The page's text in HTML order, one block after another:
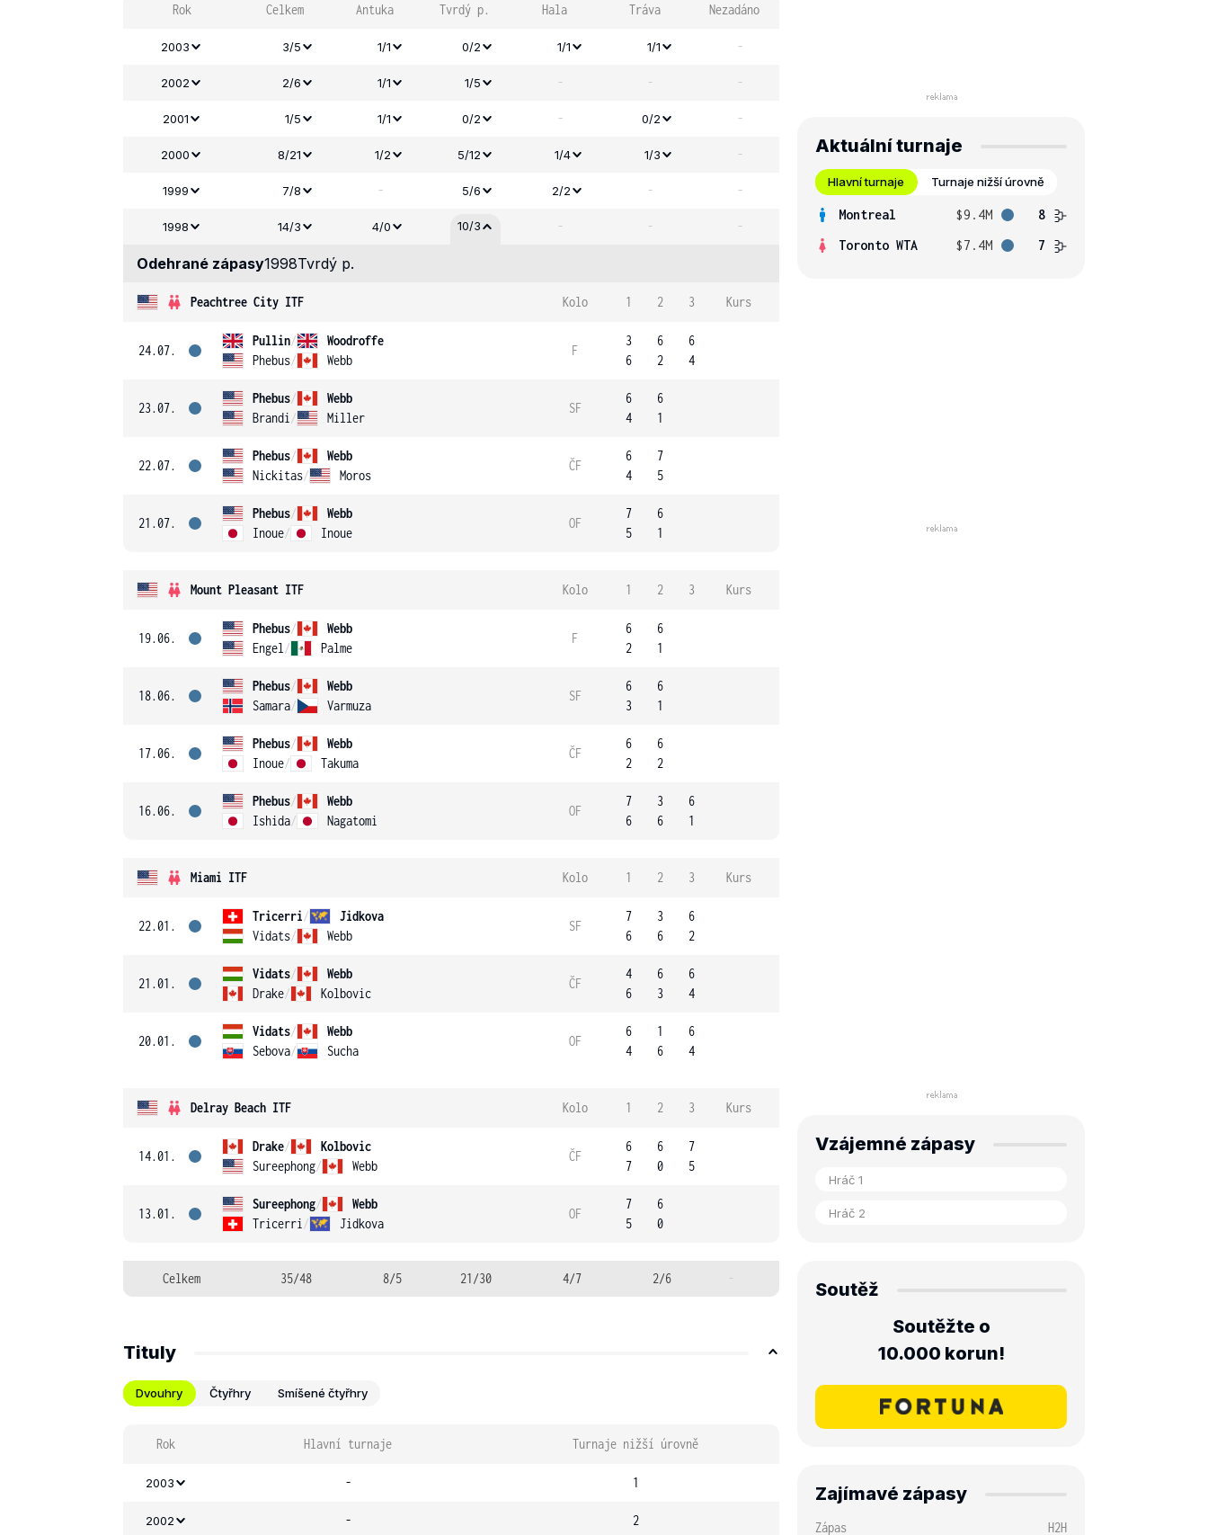
Rok Celkem Antuka Tvrdý p. Hala Tráva Nezadáno
2003 3/5 1/1 0/2 1/1 1/1 -
2002 2/6 1/1 1/5 - - -
2001 1/5 1/1 0/2 - 0/2 -
2000 8/21 1/2 5/12 1/4 1/3 -
1999 7/8 - 5/6 2/2 - -
1998 14/3 4/0 10/3 - - -
Odehrané zápasy1998Tvrdý p.
Peachtree City ITF Kolo 1 2 3 Kurs
24.07.
Pullin/
Woodroffe
Phebus/ Webb
F
3
6
6
2
6
4
23.07.
Phebus/
Webb
Brandi / Miller
SF
6
4
6
1
22.07.
Phebus/
Webb
Nickitas/ Moros
ČF
6
4
7
5
21.07.
Phebus/
Webb
Inoue/ Inoue
OF
7
5
6
1
Mount Pleasant ITF Kolo 1 2 3 Kurs
19.06.
Phebus/
Webb
Engel / Palme
F
6
2
6
1
18.06.
Phebus/
Webb
Samara/ Varmuza
SF
6
3
6
1
17.06.
Phebus/
Webb
Inoue/ Takuma
ČF
6
2
6
2
16.06.
Phebus/
Webb
Ishida/ Nagatomi
OF
7
6
3
6
6
1
Miami ITF Kolo 1 2 3 Kurs
22.01.
Tricerri/
Jidkova
Vidats/ Webb
SF
7
6
3
6
6
2
21.01.
Vidats/
Webb
Drake/ Kolbovic
ČF
4
6
6
3
6
4
20.01.
Vidats/
Webb
Sebova/ Sucha
OF
6
4
1
6
6
4
Delray Beach ITF Kolo 1 2 3 Kurs
14.01.
Drake/
Kolbovic
Sureephong/ Webb
ČF
6
7
6
0
7
5
13.01.
Sureephong/
Webb
Tricerri / Jidkova
OF
7
5
6
0
Celkem 35/48 8/5 21/30 4/7 2/6 -
Tituly
Dvouhry Čtyřhry Smíšené čtyřhry
Rok Hlavní turnaje Turnaje nižší úrovně
2003 - 1
2002 - 2
Aktuální turnaje
Hlavní turnaje Turnaje nižší úrovně
Montreal $9.4M
8
Toronto WTA
$7.4M 7
Vzájemné zápasy
Soutěž
Soutěžte o
10.000 korun!
Zajímavé zápasy
Zápas
H2H